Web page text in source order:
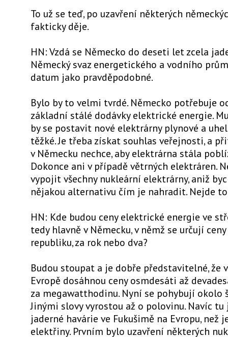
To už se teď, po uzavření některých
fakticky děje.
HN: Vzdá se Německo do deseti let zcela
Německý svaz energetického a vodního
datum jako pravděpodobné.
Bylo by to velmi tvrdé. Německo potřebuje
základní stálé dodávky elektrické energie.
by se postavit nové elektrárny plynové a
těžké. Je třeba získat souhlas veřejnosti, a
v Německu nechce, aby elektrárna stála
Dokonce ani v případě větrných elektráren.
vypojit všechny nukleární elektrárny, aniž
nějakou alternativu čím je nahradit. Nejde
HN: Kde budou ceny elektrické energie ve
tedy hlavně v Německu, v němž se určují
republiku, za rok nebo dva?
Budou stoupat a je dobře představitelné, že
Evropě dosáhnou ceny osmdesáti až
za megawatthodinu. Nyní se pohybují okolo
Jinými slovy vyrostou až o polovinu. Navíc
jaderné havárie ve Fukušimě na Evropu, než
elektřiny. Prvním bylo uzavření některých